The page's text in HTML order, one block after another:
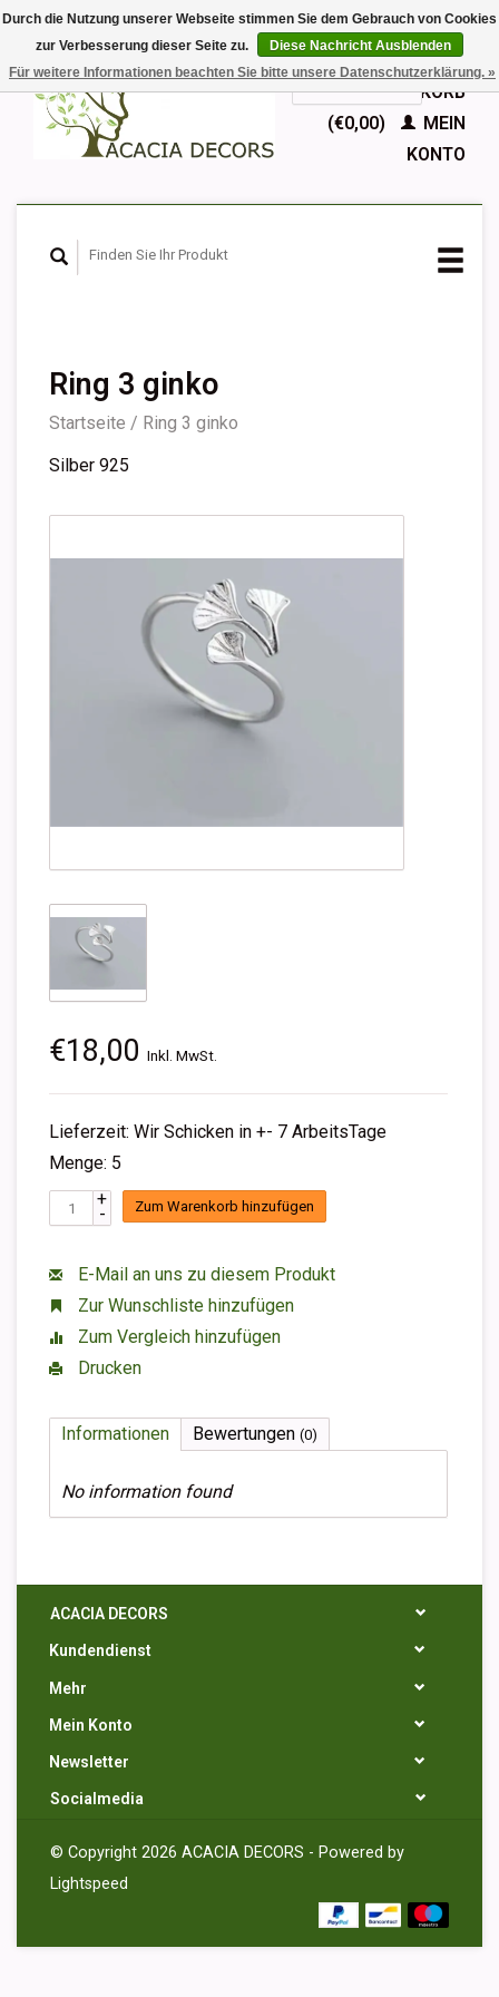
EUR
GBPDeutsch
Nederlands
English
IHR WARENKORB
(€0,00)
MEIN
KONTO
Ring 3 ginko
Startseite / Ring 3 ginko
Silber 925
€18,00 Inkl. MwSt.
Lieferzeit: Wir Schicken in +- 7 ArbeitsTage
Menge: 5
+
- Zum Warenkorb hinzufügen
E-Mail an uns zu diesem Produkt
Zur Wunschliste hinzufügen
Zum Vergleich hinzufügen
Drucken
Informationen Bewertungen (0)
No information found
ACACIA DECORS
Kundendienst
Mehr
Mein Konto
Newsletter
Socialmedia
© Copyright 2026 ACACIA DECORS - Powered by
Lightspeed
Durch die Nutzung unserer Webseite stimmen Sie dem Gebrauch von Cookies
zur Verbesserung dieser Seite zu.
Diese Nachricht Ausblenden
Für weitere Informationen beachten Sie bitte unsere Datenschutzerklärung. »